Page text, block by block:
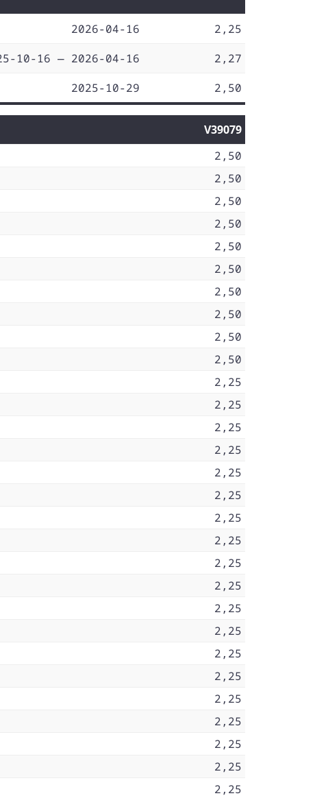
2026-04-16
2,25
10-16 — 2026-04-16
2,27
2025-10-29 2,50
V39079
2,50
2,50
2,50
2,50
2,50
2,50
2,50
2,50
2,50
2,50
2,25
2,25
2,25
2,25
2,25
2,25
2,25
2,25
2,25
2,25
2,25
2,25
2,25
2,25
2,25
2,25
2,25
2,25
2,25